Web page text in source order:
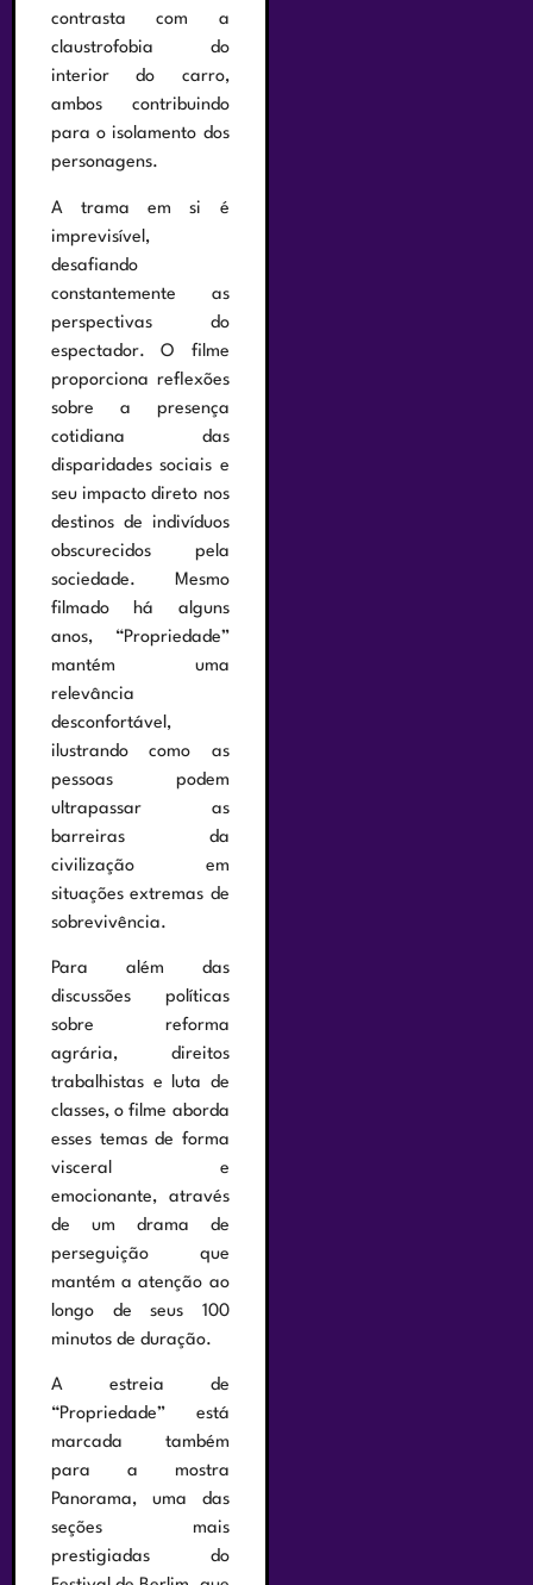
contrasta com a
claustrofobia do
interior do carro,
ambos contribuindo
para o isolamento dos
personagens.
A trama em si é
imprevisível,
desafiando
constantemente as
perspectivas do
espectador. O filme
proporciona reflexões
sobre a presença
cotidiana das
disparidades sociais e
seu impacto direto nos
destinos de indivíduos
obscurecidos pela
sociedade. Mesmo
filmado há alguns
anos, “Propriedade”
mantém uma
relevância
desconfortável,
ilustrando como as
pessoas podem
ultrapassar as
barreiras da
civilização em
situações extremas de
sobrevivência.
Para além das
discussões políticas
sobre reforma
agrária, direitos
trabalhistas e luta de
classes, o filme aborda
esses temas de forma
visceral e
emocionante, através
de um drama de
perseguição que
mantém a atenção ao
longo de seus 100
minutos de duração.
A estreia de
“Propriedade” está
marcada também
para a mostra
Panorama, uma das
seções mais
prestigiadas do